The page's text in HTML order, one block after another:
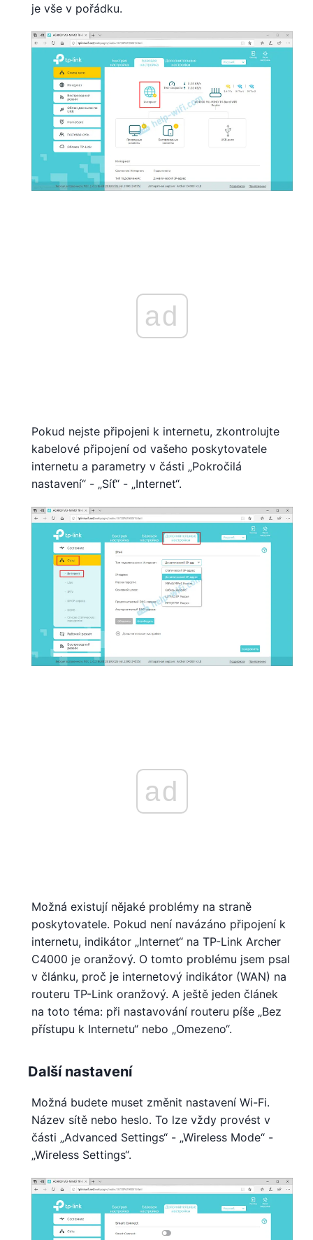
je vše v pořádku.
ad
Pokud nejste připojeni k internetu, zkontrolujte
kabelové připojení od vašeho poskytovatele
internetu a parametry v části „Pokročilá
nastavení“ - „Síť“ - „Internet“.
ad
Možná existují nějaké problémy na straně
poskytovatele. Pokud není navázáno připojení k
internetu, indikátor „Internet“ na TP-Link Archer
C4000 je oranžový. O tomto problému jsem psal
v článku, proč je internetový indikátor (WAN) na
routeru TP-Link oranžový. A ještě jeden článek
na toto téma: při nastavování routeru píše „Bez
přístupu k Internetu“ nebo „Omezeno“.
Další nastavení
Možná budete muset změnit nastavení Wi-Fi.
Název sítě nebo heslo. To lze vždy provést v
části „Advanced Settings“ - „Wireless Mode“ -
„Wireless Settings“.